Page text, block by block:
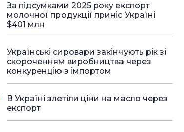
За підсумками 2025 року експорт
молочної продукції приніс Україні
$401 млн
Українські сировари закінчують рік зі
скороченням виробництва через
конкуренцію з імпортом
В Україні злетіли ціни на масло через
експорт